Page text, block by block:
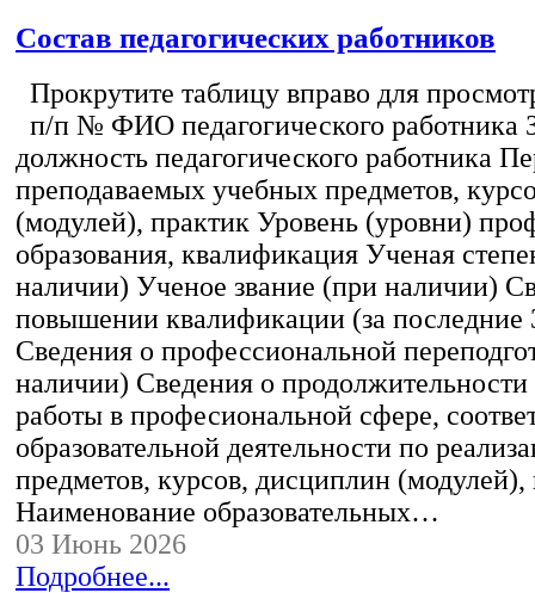
Состав педагогических работников
Прокрутите таблицу вправо для
п/п № ФИО педагогического работника
должность педагогического работника
преподаваемых учебных предметов,
(модулей), практик Уровень (уровни)
образования, квалификация Ученая
наличии) Ученое звание (при наличии)
повышении квалификации (за последние
Сведения о профессиональной
наличии) Сведения о
работы в професиональной сфере,
образовательной деятельности по
предметов, курсов, дисциплин (модулей),
Наименование образовательных…
03 Июнь 2026
Подробнее...